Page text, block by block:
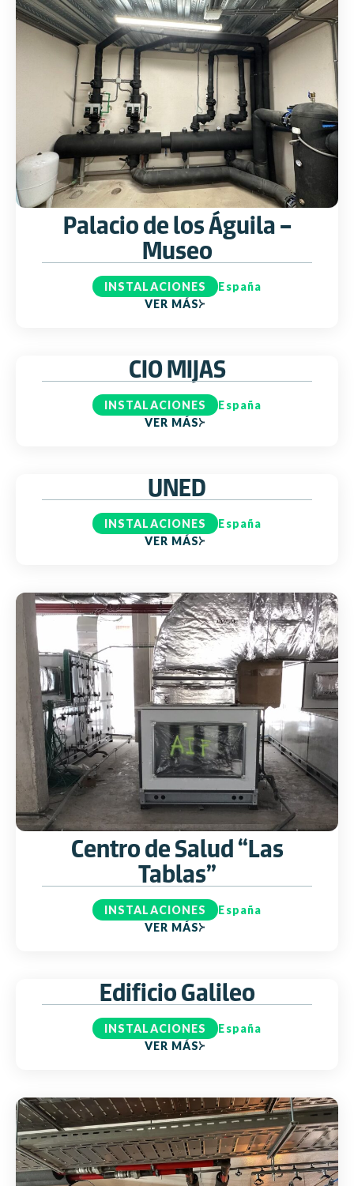
Palacio de los Águila –
Museo
INSTALACIONES
España
VER MÁS
CIO MIJAS
INSTALACIONES
España
VER MÁS
UNED
INSTALACIONES
España
VER MÁS
Centro de Salud “Las
Tablas”
INSTALACIONES
España
VER MÁS
Edificio Galileo
INSTALACIONES
España
VER MÁS